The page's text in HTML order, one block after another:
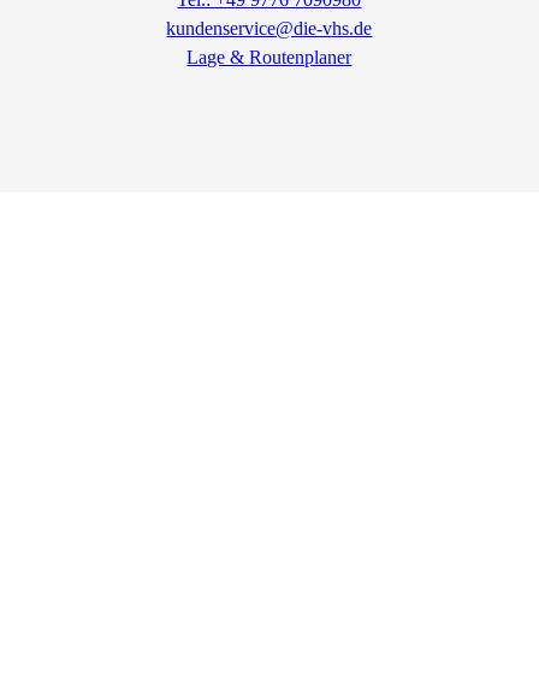
kundenservice@die-vhs.de
Lage & Routenplaner